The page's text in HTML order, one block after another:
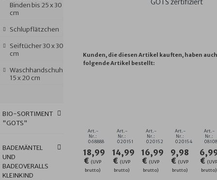
Binden bis 25 x 30
cm
Schlupflätzchen
Seiftücher 30 x 30
cm
Waschhandschuh
15 x 20 cm
BIO-SORTIMENT
"GOTS"
BADEMÄNTEL
UND
BADEOVERALLS
KLEINKIND
GOTS zertifiziert
Kunden, die diesen Artikel kauften, haben auch
folgende Artikel bestellt:
GRÖSSE 1
00X100 C
M
Art.-
Nr.:
068888
18,99
€ (UVP
brutto)
CM
2ER
SET
Art.-
Nr.:
020151
14,99
€ (UVP
brutto)
CM
2ER
SET
Art.-
Nr.:
020152
16,99
€ (UVP
brutto)
SET
15
X
21
CM
Art.-
Nr.:
020154
9,98
€ (UVP
brutto)
Art.-
Nr.:
€ (UVP
brutto)